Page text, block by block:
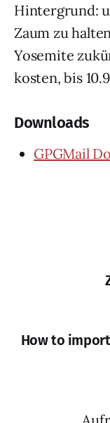
Hintergrund:
Zaum zu
Yosemite
kosten, bis
Downloads
GPGMail
How to